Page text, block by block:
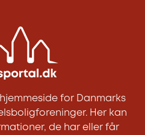
for Danmarks
Her kan
de har eller får